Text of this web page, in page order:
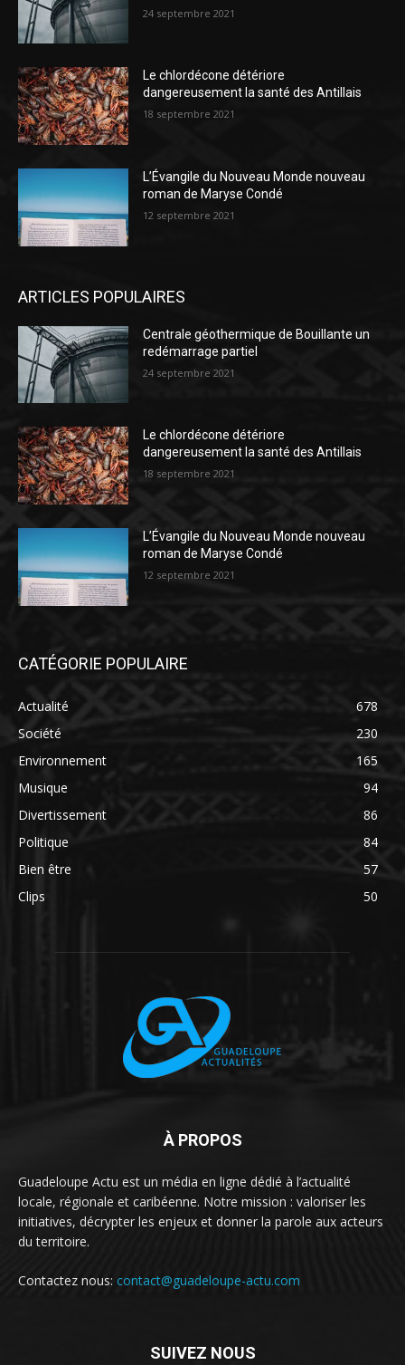
24 septembre 2021
Le chlordécone détériore
dangereusement la santé des Antillais
18 septembre 2021
L’Évangile du Nouveau Monde nouveau
roman de Maryse Condé
12 septembre 2021
ARTICLES POPULAIRES
Centrale géothermique de Bouillante un
redémarrage partiel
24 septembre 2021
Le chlordécone détériore
dangereusement la santé des Antillais
18 septembre 2021
L’Évangile du Nouveau Monde nouveau
roman de Maryse Condé
12 septembre 2021
CATÉGORIE POPULAIRE
Actualité
678
Société
230
Environnement
165
Musique
94
Divertissement
86
Politique
84
Bien être
57
Clips
50
À PROPOS
Guadeloupe Actu est un média en ligne dédié à l’actualité
locale, régionale et caribéenne. Notre mission : valoriser les
initiatives, décrypter les enjeux et donner la parole aux acteurs
du territoire.
Contactez nous: contact@guadeloupe-actu.com
SUIVEZ NOUS